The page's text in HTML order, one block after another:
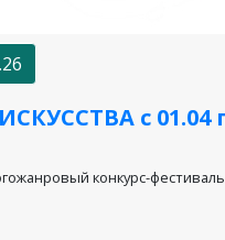
с 01.04
конкурс-фестиваль